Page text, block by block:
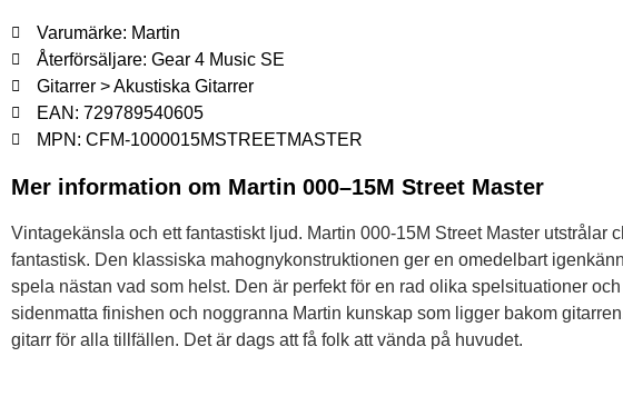
Varumärke: Martin
Återförsäljare: Gear 4 Music SE
Gitarrer > Akustiska Gitarrer
EAN: 729789540605
MPN: CFM-1000015MSTREETMASTER
Mer information om Martin 000–15M Street Master
Vintagekänsla och ett fantastiskt ljud. Martin 000-15M Street Master
fantastisk. Den klassiska mahognykonstruktionen ger en omedelbart
spela nästan vad som helst. Den är perfekt för en rad olika spelsituationer
sidenmatta finishen och noggranna Martin kunskap som ligger bakom
gitarr för alla tillfällen. Det är dags att få folk att vända på huvudet.